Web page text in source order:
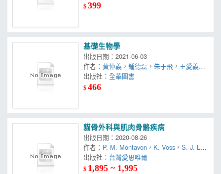
$399
基礎生物學
出版日期：2021-06-03
作者：黃仲義 ，鍾德磊 ，朱于飛 ， 王愛義，
施科念 ，蔡文翔
出版社：
$466
貓骨外科與肌肉骨骼疾病
出版日期：2020-08-26
作者： P. M. Montavon ， K. Voss ，S. J. Lan
gley – Hobbs
出版社：
$ 1,895 ~ 1,995